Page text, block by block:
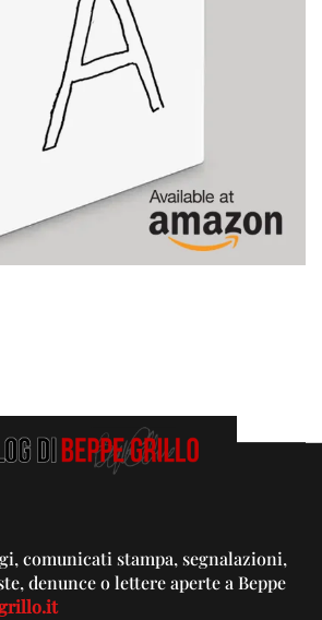
comunicati stampa, segnalazioni,
denunce o lettere aperte a Beppe